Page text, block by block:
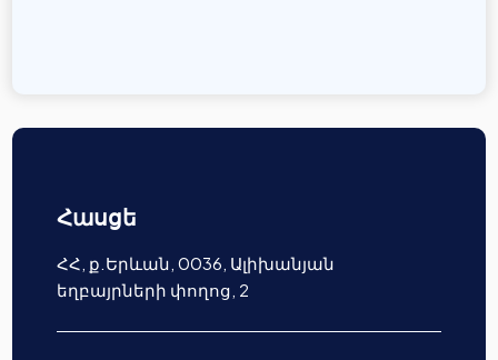
Հասցե
ՀՀ, ք.Երևան, 0036, Ալիխանյան
եղբայրների փողոց, 2